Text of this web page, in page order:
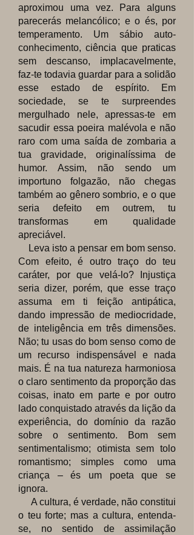
aproximou uma vez. Para alguns
parecerás melancólico; e o és, por
temperamento. Um sábio auto-
conhecimento, ciência que praticas
sem descanso, implacavelmente,
faz-te todavia guardar para a solidão
esse estado de espírito. Em
sociedade, se te surpreendes
mergulhado nele, apressas-te em
sacudir essa poeira malévola e não
raro com uma saída de zombaria a
tua gravidade, originalíssima de
humor. Assim, não sendo um
importuno folgazão, não chegas
também ao gênero sombrio, e o que
seria defeito em outrem, tu
transformas em qualidade
apreciável.
Leva isto a pensar em bom senso.
Com efeito, é outro traço do teu
caráter, por que velá-lo? Injustiça
seria dizer, porém, que esse traço
assuma em ti feição antipática,
dando impressão de mediocridade,
de inteligência em três dimensões.
Não; tu usas do bom senso como de
um recurso indispensável e nada
mais. É na tua natureza harmoniosa
o claro sentimento da proporção das
coisas, inato em parte e por outro
lado conquistado através da lição da
experiência, do domínio da razão
sobre o sentimento. Bom sem
sentimentalismo; otimista sem tolo
romantismo; simples como uma
criança – és um poeta que se
ignora.
A cultura, é verdade, não constitui
o teu forte; mas a cultura, entenda-
se, no sentido de assimilação